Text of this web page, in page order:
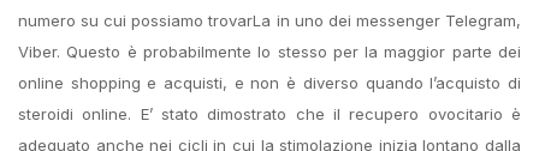
numero su cui possiamo trovarLa in uno dei messenger Telegram,
Viber. Questo è probabilmente lo stesso per la maggior parte dei
online shopping e acquisti, e non è diverso quando l’acquisto di
steroidi online. E’ stato dimostrato che il recupero ovocitario è
adeguato anche nei cicli in cui la stimolazione inizia lontano dalla